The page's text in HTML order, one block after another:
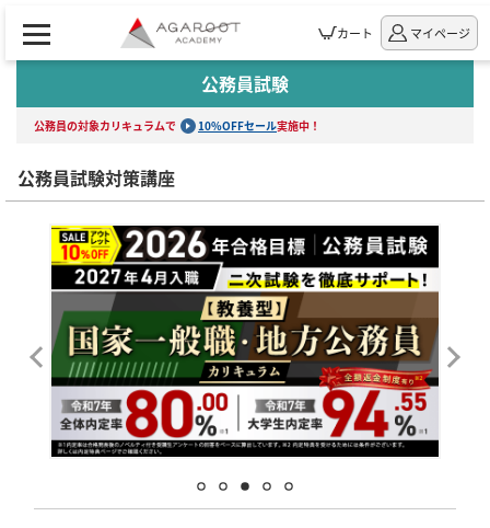
カート マイページ
公務員試験
公務員の対象カリキュラムで 10%OFFセール実施中！
公務員試験対策講座